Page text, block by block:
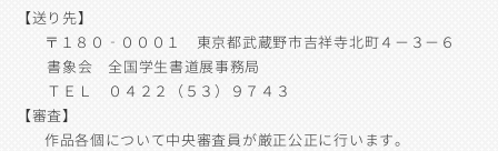
【送り先】
〒１８０‐０００１ 東京都武蔵野市吉祥寺北町４−３−６
書象会 全国学生書道展事務局
ＴＥＬ ０４２２（５３）９７４３
【審査】
作品各個について中央審査員が厳正公正に行います。